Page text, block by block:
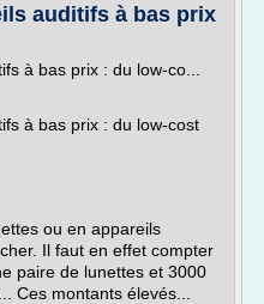
auditifs à bas prix
à bas prix : du low-co...
à bas prix : du low-cost
ou en appareils
Il faut en effet compter
paire de lunettes et 3000
Ces montants élevés...